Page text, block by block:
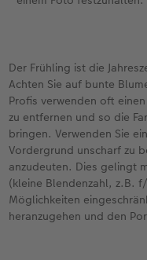
Der Frühling ist die
Achten Sie auf bunte
Profis verwenden oft
zu entfernen und so die
bringen. Verwenden Sie
Vordergrund unscharf zu
anzudeuten. Dies gelingt
(kleine Blendenzahl, z.B.
Möglichkeiten
heranzugehen und den